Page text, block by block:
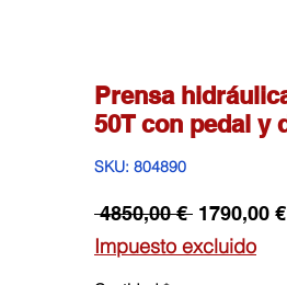
Prensa
50T con pedal y
SKU: 804890
4850,00 € Precio
1790,00 €
Impuesto excluido